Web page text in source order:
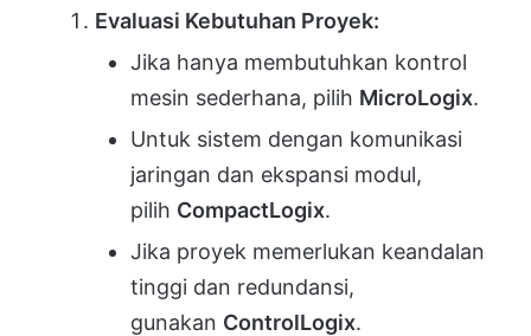
Evaluasi Kebutuhan Proyek:
Jika hanya membutuhkan kontrol
mesin sederhana, pilih MicroLogix.
Untuk sistem dengan komunikasi
jaringan dan ekspansi modul,
pilih CompactLogix.
Jika proyek memerlukan keandalan
tinggi dan redundansi,
gunakan ControlLogix.